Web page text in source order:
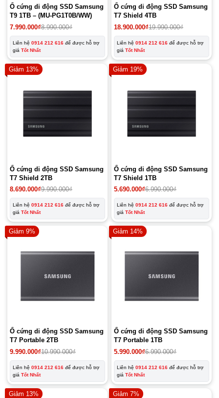
Ổ cứng di động SSD Samsung
T9 1TB – (MU-PG1T0B/WW)
8.990.000₫
Giá
là:
8.990.000₫.
7.990.000₫
Giá
tại
là:
7.990.000₫.
Liên hệ 0914 212 616 để được hỗ trợ
giá Tốt Nhất
Ổ cứng di động SSD Samsung
T7 Shield 4TB
19.990.000₫
Giá
là:
19.990.000₫.
18.900.000₫
Giá
tại
là:
18.900.000₫.
Liên hệ 0914 212 616 để được hỗ trợ
giá Tốt Nhất
Giảm 13%
Ổ cứng di động SSD Samsung
T7 Shield 2TB
8.690.000₫9.990.000₫
Liên hệ 0914 212 616 để được hỗ trợ
giá Tốt Nhất
Giảm 19%
Ổ cứng di động SSD Samsung
T7 Shield 1TB
5.690.000₫6.990.000₫
Liên hệ 0914 212 616 để được hỗ trợ
giá Tốt Nhất
Giảm 9%
Ổ cứng di động SSD Samsung
T7 Portable 2TB
9.990.000₫10.990.000₫
Liên hệ 0914 212 616 để được hỗ trợ
giá Tốt Nhất
Giảm 14%
Ổ cứng di động SSD Samsung
T7 Portable 1TB
5.990.000₫6.990.000₫
Liên hệ 0914 212 616 để được hỗ trợ
giá Tốt Nhất
Giảm 13% Giảm 7%